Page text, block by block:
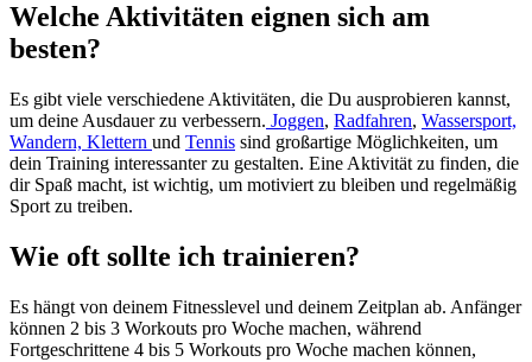
Welche Aktivitäten eignen sich am
besten?
Es gibt viele verschiedene Aktivitäten, die Du ausprobieren kannst,
um deine Ausdauer zu verbessern. Joggen, Radfahren, Wassersport,
Wandern, Klettern und Tennis sind großartige Möglichkeiten, um
dein Training interessanter zu gestalten. Eine Aktivität zu finden, die
dir Spaß macht, ist wichtig, um motiviert zu bleiben und regelmäßig
Sport zu treiben.
Wie oft sollte ich trainieren?
Es hängt von deinem Fitnesslevel und deinem Zeitplan ab. Anfänger
können 2 bis 3 Workouts pro Woche machen, während
Fortgeschrittene 4 bis 5 Workouts pro Woche machen können,